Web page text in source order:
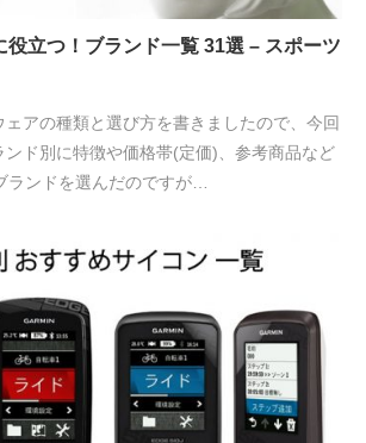
役立つ！ブランド一覧 31選 – スポーツ
ェアの種類と選び方を書きましたので、今回
ンド別に特徴や価格帯(定価)、参考商品など
ランドを選んだのですが…